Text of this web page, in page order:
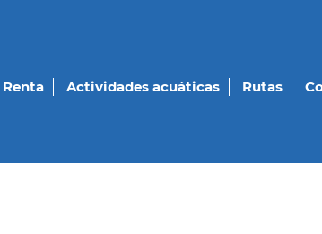
Renta Actividades acuáticas Rutas